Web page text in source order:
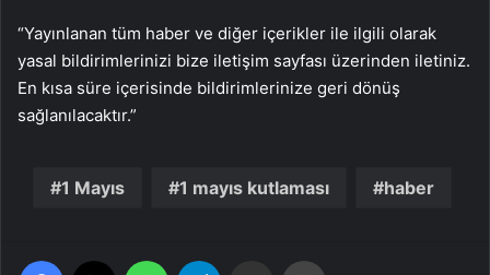
“Yayınlanan tüm haber ve diğer içerikler ile ilgili olarak
yasal bildirimlerinizi bize iletişim sayfası üzerinden iletiniz.
En kısa süre içerisinde bildirimlerinize geri dönüş
sağlanılacaktır.”
1 Mayıs 1 mayıs kutlaması haber
Facebook WhatsApp Email'den paylaş